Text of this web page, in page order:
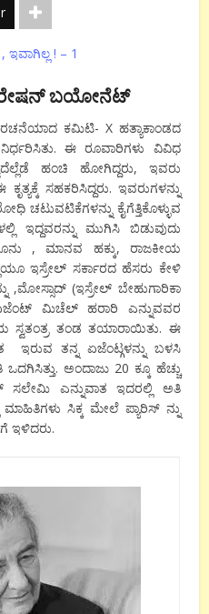
ಇವಾಗಿಲ್ಲ ! – 1
ಬಯೋನೆಟ್
ರಚನೆಯಾದ ಕಮಿಟಿ- X ಹತ್ಯಾಕಾಂಡದ
ನಿರ್ಧರಿಸಿತು. ಈ ರೂವಾರಿಗಳು ವಿವಿಧ
ಹಂಚಿ ಹೋಗಿದ್ದರು, ಇವರು
ಸಹಕರಿಸಿದ್ದರು. ಇವರುಗಳನ್ನು
ಚಟುವಟಿಕೆಗಳನ್ನು ಕೈಗೆತ್ತಿಕೊಳ್ಳುವ
ಇದ್ದವರನ್ನು ಮುಗಿಸಿ ಬಿಡುವುದು
, ಮಾನವ ಹಕ್ಕು, ರಾಜಕೀಯ
ಇಸ್ರೇಲ್ ಸರ್ಕಾರದ ಹೆಸರು ಕೇಳಿ
,ಮೋಸ್ಸಾದ್ (ಇಸ್ರೇಲ್ ಬೇಹುಗಾರಿಕಾ
ಮಿಚೆಲ್ ಹರಾರಿ ಎನ್ನುವವರ
ಸ್ವತಂತ್ರ ತಂಡ ತಯಾರಾಯಿತು. ಈ
ಇರುವ ತನ್ನ ಏಜೆಂಟ್ಗಳನ್ನು ಬಳಸಿ
ಅಂದಾಜು 20 ಕ್ಕೂ ಹೆಚ್ಚು
ಎನ್ನುವಾತ ಇದರಲ್ಲಿ ಅತಿ
ಸಿಕ್ಕ ಮೇಲೆ ಪ್ಯಾರಿಸ್ ನ್ನು
ಇಳಿದರು.